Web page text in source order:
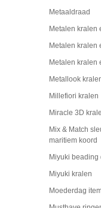
Metaaldraad
Metalen kralen
Metalen kralen
Metalen kralen
Metallook
Millefiori kralen
Miracle 3D
Mix & Match
maritiem koord
Miyuki beading
Miyuki kralen
Moederdag